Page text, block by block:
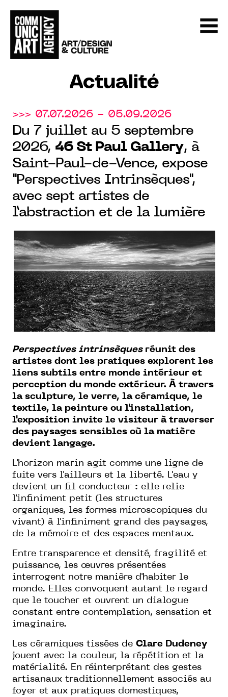
Actualité
>>> 07.07.2026 - 05.09.2026
Du 7 juillet au 5 septembre
2026, 46 St Paul Gallery, à
Saint-Paul-de-Vence, expose
"Perspectives Intrinsèques",
avec sept artistes de
l’abstraction et de la lumière
Perspectives intrinsèquesréunit des
artistes dont les pratiques explorent les
liens subtils entre monde intérieur et
perception du monde extérieur. À travers
la sculpture, le verre, la céramique, le
textile, la peinture ou l'installation,
l'exposition invite le visiteur à traverser
des paysages sensibles où la matière
devient langage.
L'horizon marin agit comme une ligne de
fuite vers l'ailleurs et la liberté. L'eau y
devient un fil conducteur : elle relie
l'infiniment petit (les structures
organiques, les formes microscopiques du
vivant) à l'infiniment grand des paysages,
de la mémoire et des espaces mentaux.
Entre transparence et densité, fragilité et
puissance, les œuvres présentées
interrogent notre manière d'habiter le
monde. Elles convoquent autant le regard
que le toucher et ouvrent un dialogue
constant entre contemplation, sensation et
imaginaire.
Les céramiques tissées de Clare Dudeney
jouent avec la couleur, la répétition et la
matérialité. En réinterprétant des gestes
artisanaux traditionnellement associés au
foyer et aux pratiques domestiques,